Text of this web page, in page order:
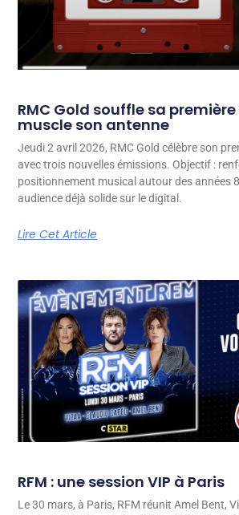
RMC Gold souffle sa
muscle son antenne
Jeudi 2 avril 2026, RMC Gold célèbre son
avec trois nouvelles émissions. Objectif :
positionnement musical autour des années
audience déjà solide sur le digital.
Lire Cet Article
RFM : une session VIP à Paris
Le 30 mars, à Paris, RFM réunit Amel Bent,